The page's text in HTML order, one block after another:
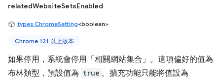
relatedWebsiteSetsEnabled
types.ChromeSetting<boolean>
Chrome 121 以上版本
如果停用，系統會停用「相關網站集合」 。這項偏好的值為
布林類型，預設值為 true 。擴充功能只能將值設為